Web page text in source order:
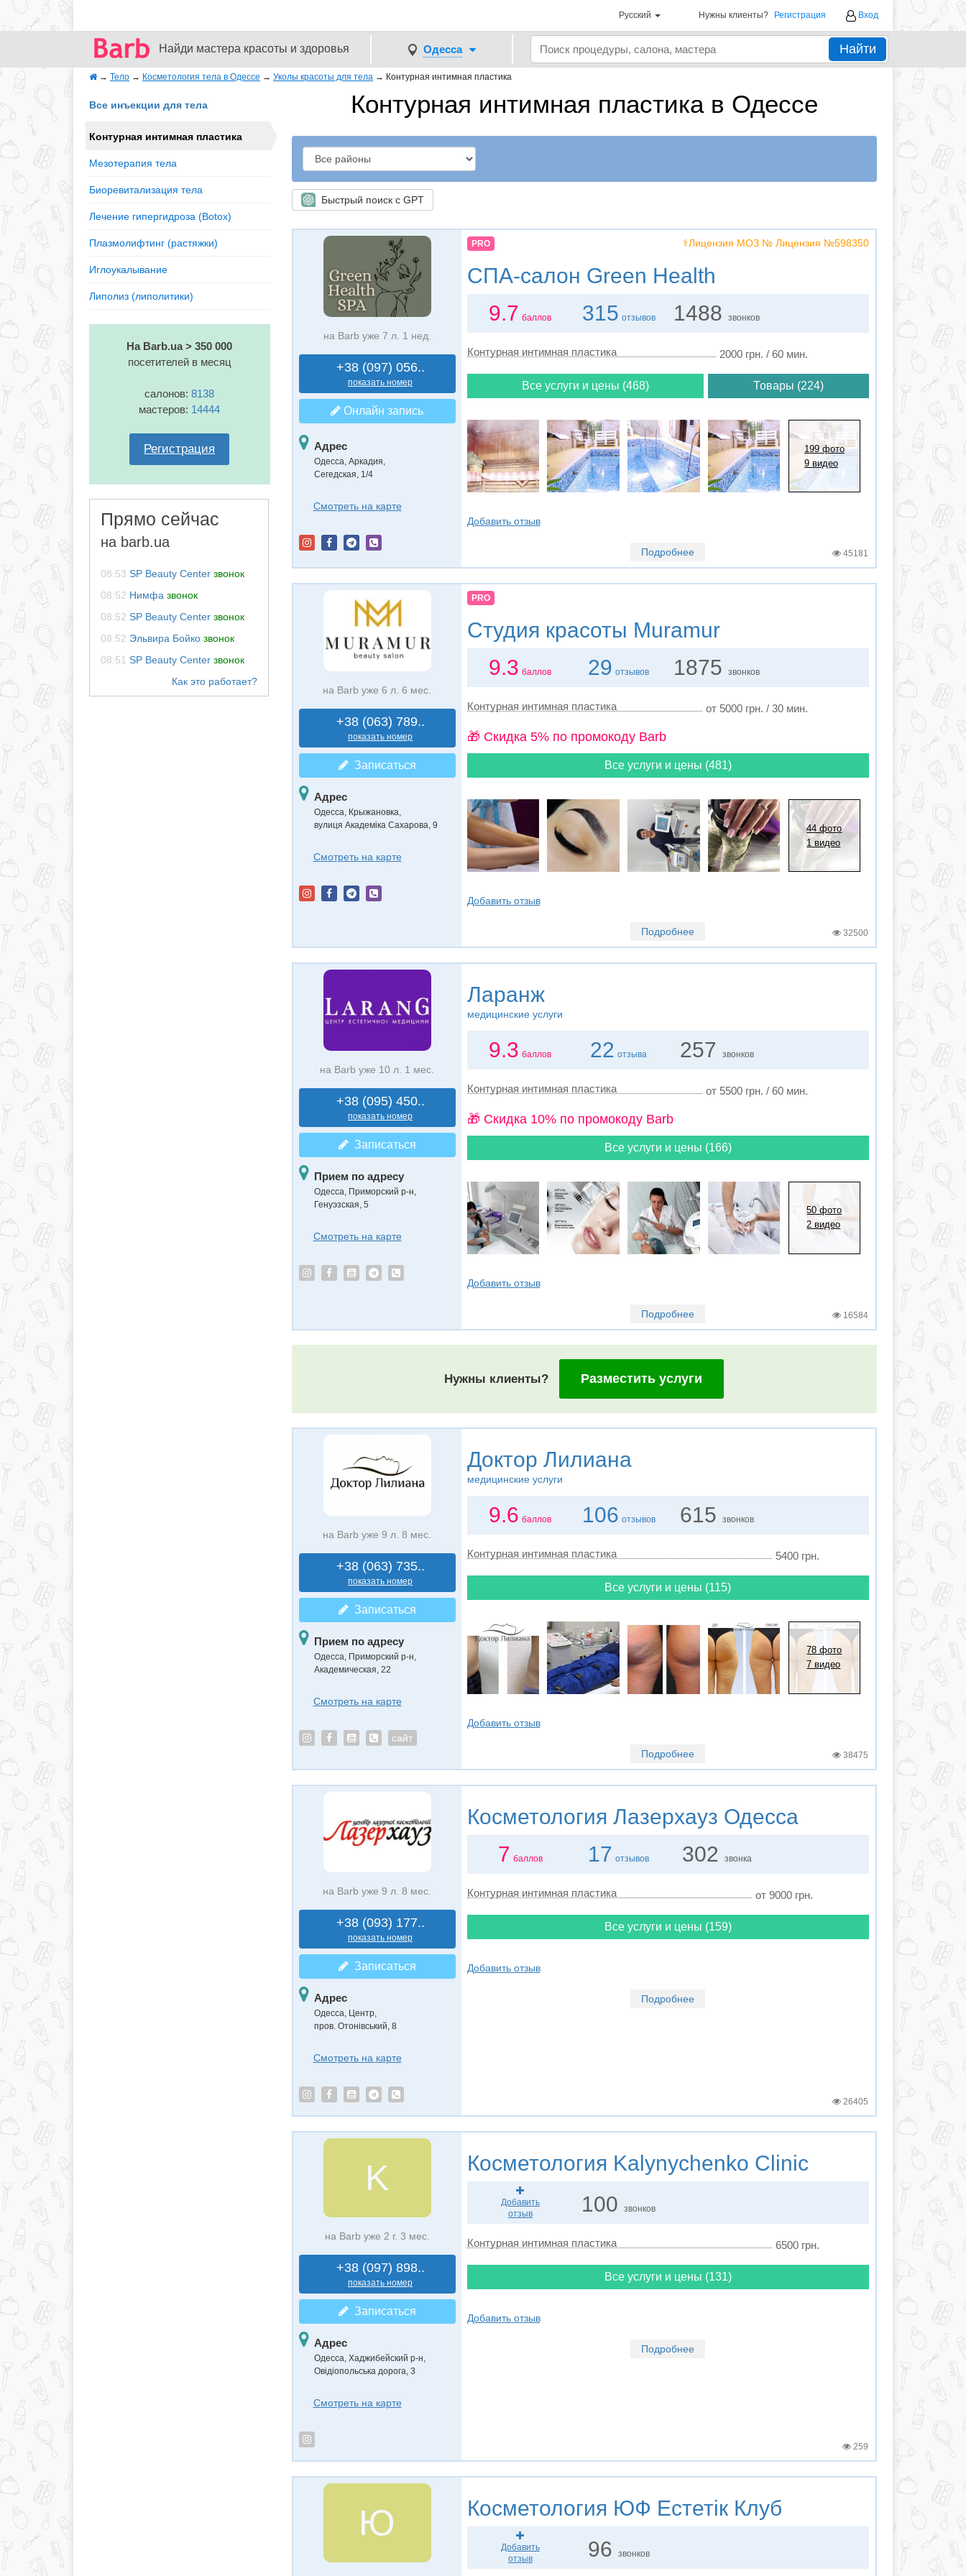
Русский Нужны клиенты? Регистрация Вход
Найди мастера красоты и здоровья Одесса Найти
→ Тело → Косметология тела в Одессе → Уколы красоты для тела → Контурная интимная пластика
Контурная интимная пластика в Одессе
Быстрый поиск с GPT
Все инъекции для тела
Контурная интимная пластика
Мезотерапия тела
Биоревитализация тела
Лечение гипергидроза (Botox)
Плазмолифтинг (растяжки)
Иглоукалывание
Липолиз (липолитики)
На Barb.ua > 350 000
посетителей в месяц
салонов:8138
мастеров: 14444
Регистрация
Прямо сейчас
на barb.ua
08:53 SP Beauty Center звонок
08:52 Нимфа звонок
08:52 SP Beauty Center звонок
08:52 Эльвира Бойко звонок
08:51 SP Beauty Center звонок
на Barb уже 7 л. 1 нед.
+38 (097) 056..
показать номер
Онлайн запись
Адрес
Одесса, Аркадия
Сегедская, 1/4
Смотреть на карте
⚕️Лицензия МОЗ № Лицензия №598350
PRO
СПА-салон Green Health
9.7 баллов 315 отзывов 1488звонков
Контурная интимная пластика 2000 грн. / 60 мин.
Все услуги и цены (468) Товары (224)
199 фото
9 видео
Добавить отзыв
Подробнее 45181
на Barb уже 6 л. 6 мес.
+38 (063) 789..
показать номер
Записаться
Адрес
Одесса, Крыжановка
вулиця Академіка Сахарова, 9
Смотреть на карте
PRO
Студия красоты Muramur
9.3 баллов 29 отзывов 1875звонков
Контурная интимная пластика от 5000 грн. / 30 мин.
🎁 Cкидка 5% по промокоду Barb
Все услуги и цены (481)
44 фото
1 видео
Добавить отзыв
Подробнее 32500
на Barb уже 10 л. 1 мес.
+38 (095) 450..
показать номер
Записаться
Прием по адресу
Одесса, Приморский р-н,
Генуэзская, 5
Смотреть на карте
Ларанж
медицинские услуги
9.3 баллов 22 отзыва 257 звонков
Контурная интимная пластика от 5500 грн. / 60 мин.
🎁 Cкидка 10% по промокоду Barb
Все услуги и цены (166)
50 фото
2 видео
Добавить отзыв
Подробнее 16584
Нужны клиенты? Разместить услуги
на Barb уже 9 л. 8 мес.
+38 (063) 735..
показать номер
Записаться
Прием по адресу
Одесса, Приморский р-н,
Академическая, 22
Смотреть на карте
сайт
Доктор Лилиана
медицинские услуги
9.6 баллов 106 отзывов 615 звонков
Контурная интимная пластика 5400 грн.
Все услуги и цены (115)
78 фото
7 видео
Добавить отзыв
Подробнее 38475
на Barb уже 9 л. 8 мес.
+38 (093) 177..
показать номер
Записаться
Адрес
Одесса, Центр,
пров. Отонівський, 8
Смотреть на карте
Косметология Лазерхауз Одесса
7 баллов 17 отзывов 302 звонка
Контурная интимная пластика от 9000 грн.
Все услуги и цены (159)
Добавить отзыв
Подробнее
26405
K
на Barb уже 2 г. 3 мес.
+38 (097) 898..
показать номер
Записаться
Адрес
Одесса, Хаджибейский р-н,
Овідіопольська дорога, 3
Смотреть на карте
Косметология Kalynychenko Clinic
Добавить
отзыв
100звонков
Контурная интимная пластика 6500 грн.
Все услуги и цены (131)
Добавить отзыв
Подробнее
259
Ю Косметология ЮФ Естетік Клуб
Добавить
отзыв
96 звонков